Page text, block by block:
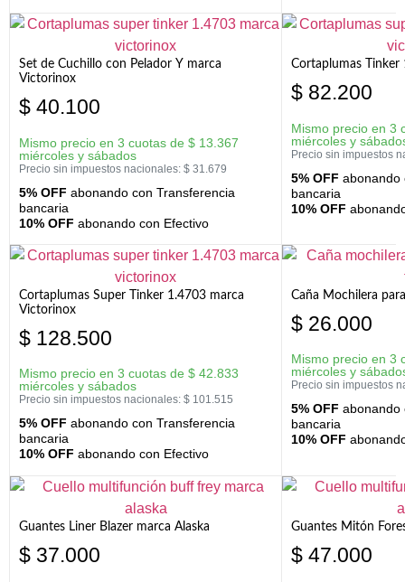
Set de Cuchillo con Pelador Y marca
Victorinox
$ 40.100
Mismo precio en 3 cuotas de $ 13.367
miércoles y sábados
Precio sin impuestos nacionales: $ 31.679
5% OFF abonando con Transferencia
bancaria
10% OFF abonando con Efectivo
Cortaplumas
$ 82.200
Mismo precio en 3
miércoles y
Precio sin impuestos
5% OFF abonando
bancaria
10% OFF
Cortaplumas Super Tinker 1.4703 marca
Victorinox
$ 128.500
Mismo precio en 3 cuotas de $ 42.833
miércoles y sábados
Precio sin impuestos nacionales: $ 101.515
5% OFF abonando con Transferencia
bancaria
10% OFF abonando con Efectivo
Caña Mochilera
$ 26.000
Mismo precio en 3
miércoles y
Precio sin impuestos
5% OFF abonando
bancaria
10% OFF
Guantes Liner Blazer marca Alaska
$ 37.000
Guantes Mitón
$ 47.000